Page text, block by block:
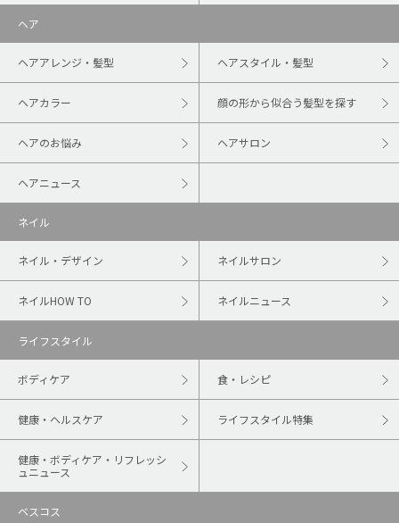
ヘア
ヘアアレンジ・髪型 ヘアスタイル・髪型
ヘアカラー 顔の形から似合う髪型を探す
ヘアのお悩み ヘアサロン
ヘアニュース
ネイル
ネイル・デザイン ネイルサロン
ネイルHOW TO ネイルニュース
ライフスタイル
ボディケア 食・レシピ
健康・ヘルスケア ライフスタイル特集
健康・ボディケア・リフレッシ
ュニュース
ベスコス